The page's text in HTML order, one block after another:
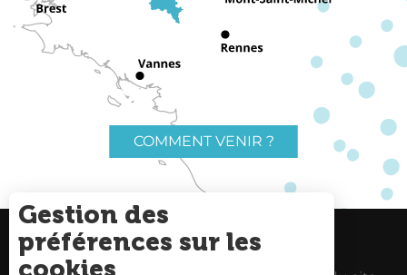
COMMENT VENIR ?
Charte du voyageur Liens utiles
Gestion des
préférences sur les